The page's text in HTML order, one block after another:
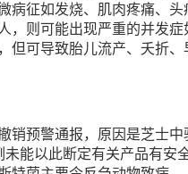
病征如发烧、肌肉疼痛、
则可能出现严重的并发症
但可导致胎儿流产、夭折
销预警通报，原因是芝士
能以此断定有关产品有安